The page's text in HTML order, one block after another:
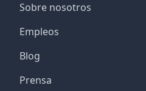
Sobre nosotros
Empleos
Blog
Prensa